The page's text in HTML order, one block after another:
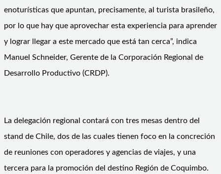
enoturísticas que apuntan, precisamente, al turista brasileño,
por lo que hay que aprovechar esta experiencia para aprender
y lograr llegar a este mercado que está tan cerca”, indica
Manuel Schneider, Gerente de la Corporación Regional de
Desarrollo Productivo (CRDP).
La delegación regional contará con tres mesas dentro del
stand de Chile, dos de las cuales tienen foco en la concreción
de reuniones con operadores y agencias de viajes, y una
tercera para la promoción del destino Región de Coquimbo.